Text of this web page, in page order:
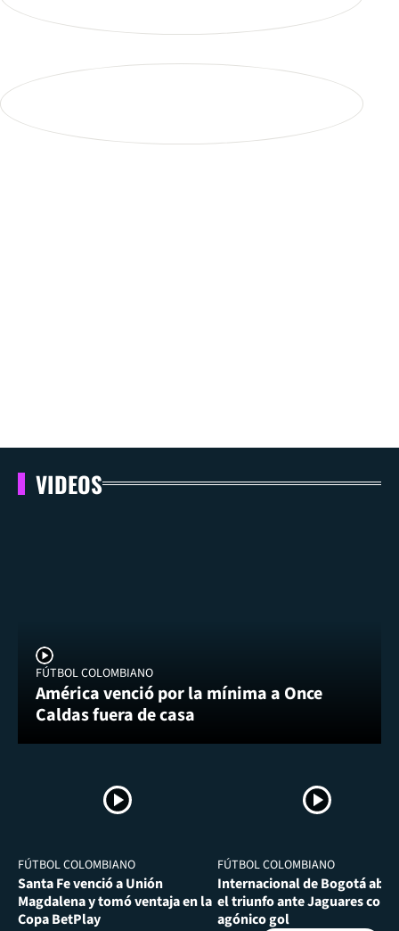
VIDEOS
FÚTBOL COLOMBIANO
América venció por la mínima a Once
Caldas fuera de casa
FÚTBOL COLOMBIANO
Santa Fe venció a Unión
Magdalena y tomó ventaja en la
Copa BetPlay
FÚTBOL COLOMBIANO
Internacional de Bogotá
el triunfo ante Jaguares con
agónico gol